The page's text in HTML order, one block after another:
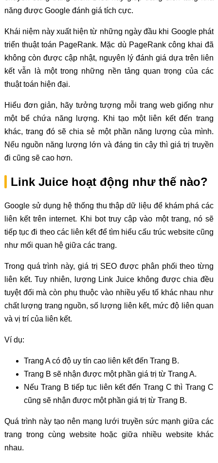
năng được Google đánh giá tích cực.
Khái niệm này xuất hiện từ những ngày đầu khi Google phát
triển thuật toán PageRank. Mặc dù PageRank công khai đã
không còn được cập nhật, nguyên lý đánh giá dựa trên liên
kết vẫn là một trong những nền tảng quan trọng của các
thuật toán hiện đại.
Hiểu đơn giản, hãy tưởng tượng mỗi trang web giống như
một bể chứa năng lượng. Khi tạo một liên kết đến trang
khác, trang đó sẽ chia sẻ một phần năng lượng của mình.
Nếu nguồn năng lượng lớn và đáng tin cậy thì giá trị truyền
đi cũng sẽ cao hơn.
Link Juice hoạt động như thế nào?
Google sử dụng hệ thống thu thập dữ liệu để khám phá các
liên kết trên internet. Khi bot truy cập vào một trang, nó sẽ
tiếp tục đi theo các liên kết để tìm hiểu cấu trúc website cũng
như mối quan hệ giữa các trang.
Trong quá trình này, giá trị SEO được phân phối theo từng
liên kết. Tuy nhiên, lượng Link Juice không được chia đều
tuyệt đối mà còn phụ thuộc vào nhiều yếu tố khác nhau như
chất lượng trang nguồn, số lượng liên kết, mức độ liên quan
và vị trí của liên kết.
Ví dụ:
Trang A có độ uy tín cao liên kết đến Trang B.
Trang B sẽ nhận được một phần giá trị từ Trang A.
Nếu Trang B tiếp tục liên kết đến Trang C thì Trang C
cũng sẽ nhận được một phần giá trị từ Trang B.
Quá trình này tạo nên mạng lưới truyền sức mạnh giữa các
trang trong cùng website hoặc giữa nhiều website khác
nhau.